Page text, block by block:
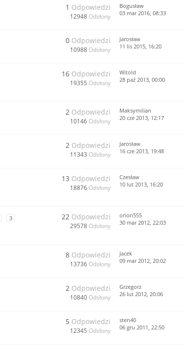
1 Odpowiedzi
12948 Odsłony
Bogusław
03 mar 2016, 08:33
0 Odpowiedzi
10988 Odsłony
Jarosław
11 lis 2015, 16:20
16 Odpowiedzi
19355 Odsłony
Witold
28 paź 2013, 00:00
2 Odpowiedzi
10146 Odsłony
Maksymilian
20 cze 2013, 12:17
2 Odpowiedzi
11343 Odsłony
Jarosław
16 cze 2013, 19:48
13 Odpowiedzi
18876 Odsłony
Czesław
10 lut 2013, 16:20
3 22 Odpowiedzi
29578 Odsłony
orion555
30 mar 2012, 22:03
8 Odpowiedzi
13736 Odsłony
Jacek
09 mar 2012, 20:02
2 Odpowiedzi
10840 Odsłony
Grzegorz
26 lut 2012, 20:06
5 Odpowiedzi
12345 Odsłony
sten40
06 gru 2011, 22:50